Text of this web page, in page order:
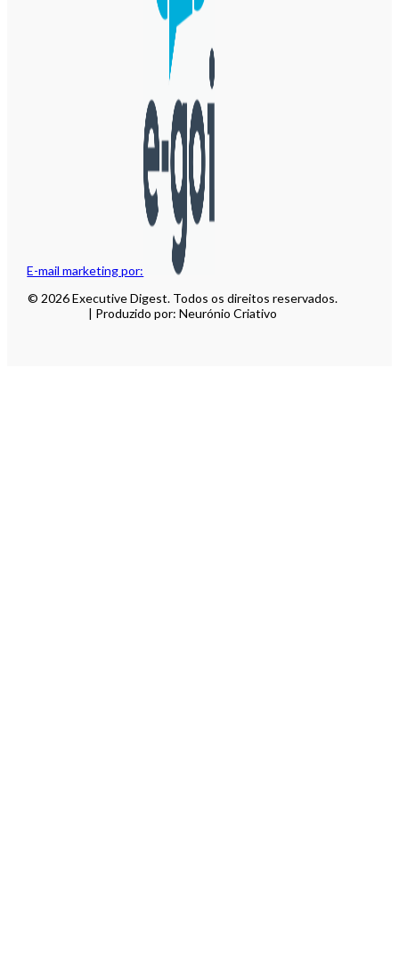
E-mail marketing por:
© 2026 Executive Digest. Todos os direitos reservados.
| Produzido por: Neurónio Criativo